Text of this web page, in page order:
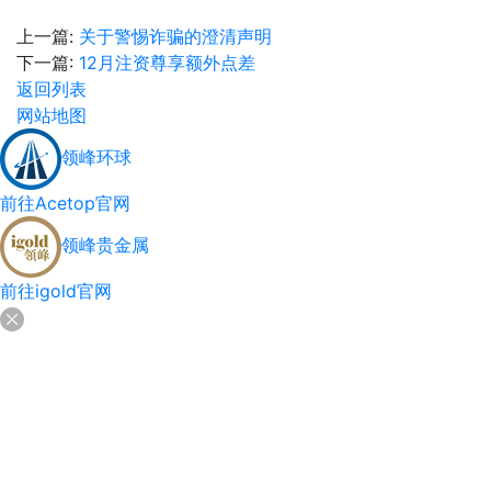
上一篇: 关于警惕诈骗的澄清声明
下一篇: 12月注资尊享额外点差
返回列表
网站地图
领峰环球
前往Acetop官网
领峰贵金属
前往igold官网